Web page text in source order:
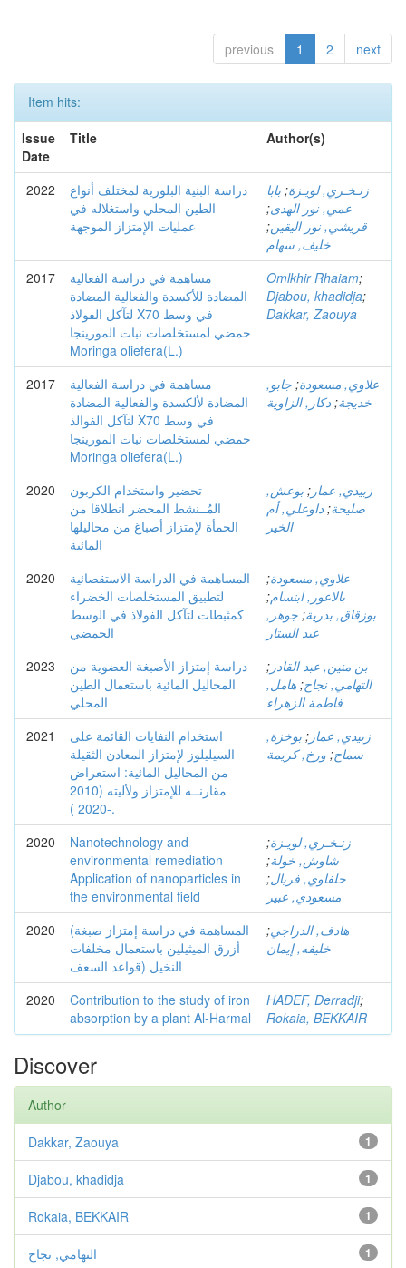
previous 1 2 next
Item hits:
Issue
Date
Title Author(s)
2022
دراسة البنية البلورية لمختلف أنواع
الطين المحلي واستغلاله في
عمليات الإمتزاز الموجهة
زنـخـري, لويـزة; بابا
عمي, نور الهدى;
قريشي, نور اليقين;
خليف, سهام
2017
مساهمة في دراسة الفعالية
المضادة للأكسدة والفعالية المضادة
لتآكل الفولاذ X70 في وسط
حمضي لمستخلصات نبات المورينجا
Moringa oliefera(L.)
Omlkhir Rhaiam;
Djabou, khadidja;
Dakkar, Zaouya
2017
مساهمة في دراسة الفعالية
المضادة لألكسدة والفعالية المضادة
لتآكل الفوالذ X70 في وسط
حمضي لمستخلصات نبات المورينجا
Moringa oliefera(L.)
علاوي, مسعودة; جابو,
خديجة; دكار, الزاوية
2020
تحضير واستخدام الكربون
المُــنشط المحضر انطلاقا من
الحمأة لإمتزاز أصباغ من محاليلها
المائية
زبيدي, عمار ; بوعش,
صليحة; داوعلي, أم
الخير
2020
المساهمة في الدراسة الاستقصائية
لتطبيق المستخلصات الخضراء
كمثبطات لتآكل الفولاذ في الوسط
الحمضي
علاوي, مسعودة;
بالاعور, ابتسام;
بوزقاق, بدرية; جوهر,
عبد الستار
2023
دراسة إمتزاز الأصبغة العضوية من
المحاليل المائية باستعمال الطين
المحلي
بن منين, عبد القادر ;
التهامي, نجاح; هامل,
فاطمة الزهراء
2021
استخدام النفايات القائمة على
السيليلوز لإمتزاز المعادن الثقيلة
من المحاليل المائية: استعراض
مقارنــه للإمتزاز ولأليته (2010
-2020 ).
زبيدي, عمار ; بوخزة,
سماح; ورخ, كريمة
2020
Nanotechnology and
environmental remediation
Application of nanoparticles in
the environmental field
زنـخـري, لويـزة;
شاوش, خولة;
حلفاوي, فريال;
مسعودي, عبير
2020
(المساهمة في دراسة إمتزاز صبغة
أزرق الميثيلين باستعمال مخلفات
النخيل (قواعد السعف
هادف, الدراجي;
خليفه, إيمان
2020
Contribution to the study of iron
absorption by a plant Al-Harmal
HADEF, Derradji;
Rokaia, BEKKAIR
Discover
Author
1
Dakkar, Zaouya
1
Djabou, khadidja
1
Rokaia, BEKKAIR
1 التهامي, نجاح